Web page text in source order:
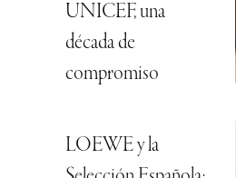
UNICEF, una
década de
compromiso
LOEWE y la